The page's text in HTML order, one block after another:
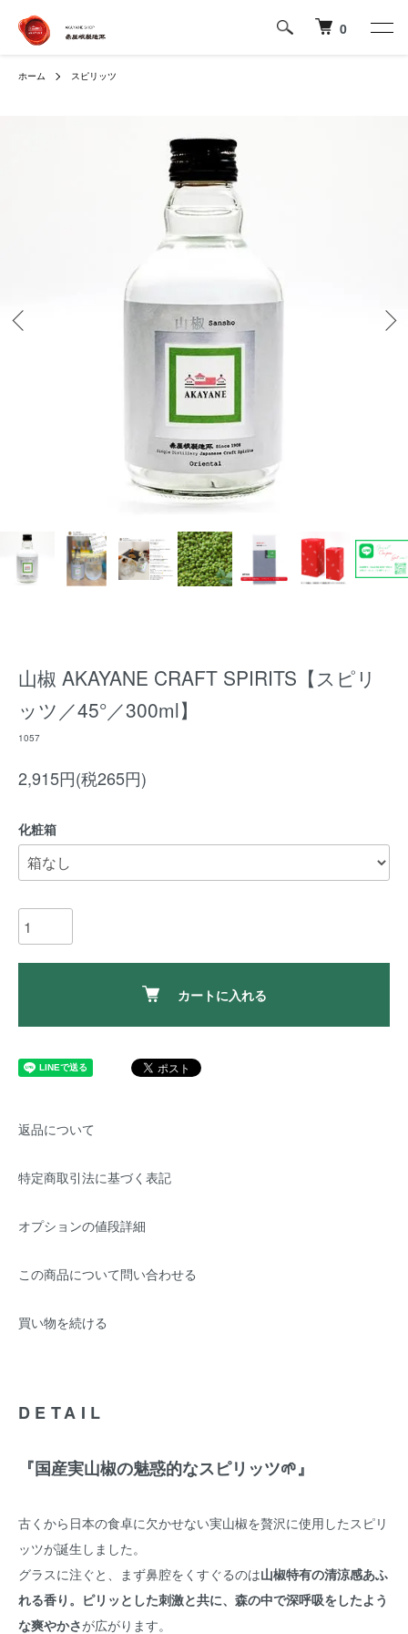
0
ホーム スピリッツ
山椒 AKAYANE CRAFT SPIRITS【スピリ
ッツ／45°／300ml】
1057
2,915円(税265円)
化粧箱
カートに入れる
返品について
特定商取引法に基づく表記
オプションの値段詳細
この商品について問い合わせる
買い物を続ける
DETAIL
『国産実山椒の魅惑的なスピリッツ🌱』
古くから日本の食卓に欠かせない実山椒を贅沢に使用したスピリ
ッツが誕生しました。
グラスに注ぐと、まず鼻腔をくすぐるのは山椒特有の清涼感あふ
れる香り。ピリッとした刺激と共に、森の中で深呼吸をしたよう
な爽やかさが広がります。